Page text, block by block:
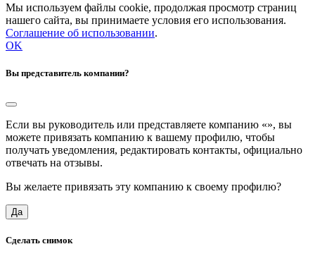
Мы используем файлы cookie, продолжая просмотр страниц
нашего сайта, вы принимаете условия его использования.
Соглашение об использовании.
OK
Вы представитель компании?
Если вы руководитель или представляете компанию «», вы
можете привязать компанию к вашему профилю, чтобы
получать уведомления, редактировать контакты, официально
отвечать на отзывы.
Вы желаете привязать эту компанию к своему профилю?
Да
Сделать снимок